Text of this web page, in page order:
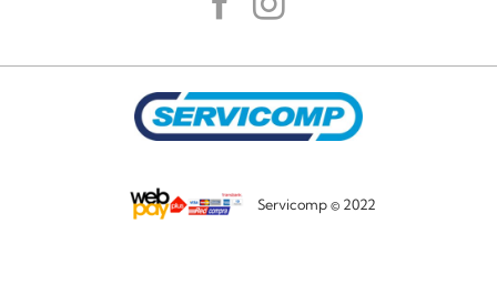
Servicomp © 2022